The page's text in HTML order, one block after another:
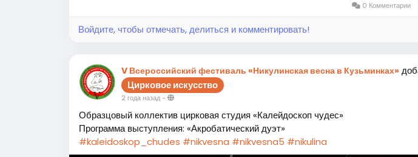
0 Комментарии
Войдите, чтобы отмечать, делиться и комментировать!
V Всероссийский фестиваль «Никулинская весна в Кузьминках»
Цирковое искусство
2 года назад-
Образцовый коллектив цирковая студия «Калейдоскоп чудес»
Программа выступления: «Акробатический дуэт»
#kaleidoskop_chudes #nikvesna #nikvesna5 #nikulina